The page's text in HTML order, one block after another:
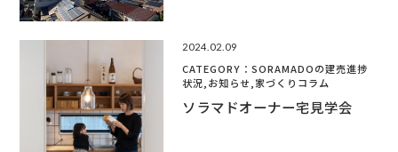
2024.02.09
CATEGORY：SORAMADOの建売進捗
状況,お知らせ,家づくりコラム
ソラマドオーナー宅見学会